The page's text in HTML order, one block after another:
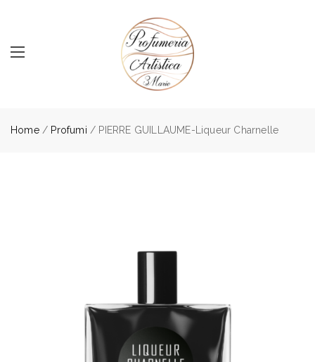
Home/ Profumi / PIERRE GUILLAUME-Liqueur Charnelle